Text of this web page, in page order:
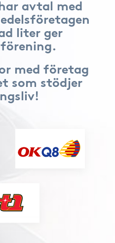
avtal med
liter ger
med företag
som stödjer